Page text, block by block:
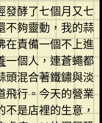
發酵了七個月又七
不夠靈動，我的蒜
在責備一個不上進
一個人，連蒼蠅都
頭混合著鐵鏽與淡
飛行。今天的營業
不是店裡的生意，